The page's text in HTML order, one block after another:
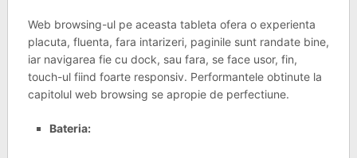
Web browsing-ul pe aceasta tableta ofera o experienta
placuta, fluenta, fara intarizeri, paginile sunt randate bine,
iar navigarea fie cu dock, sau fara, se face usor, fin,
touch-ul fiind foarte responsiv. Performantele obtinute la
capitolul web browsing se apropie de perfectiune.
Bateria: